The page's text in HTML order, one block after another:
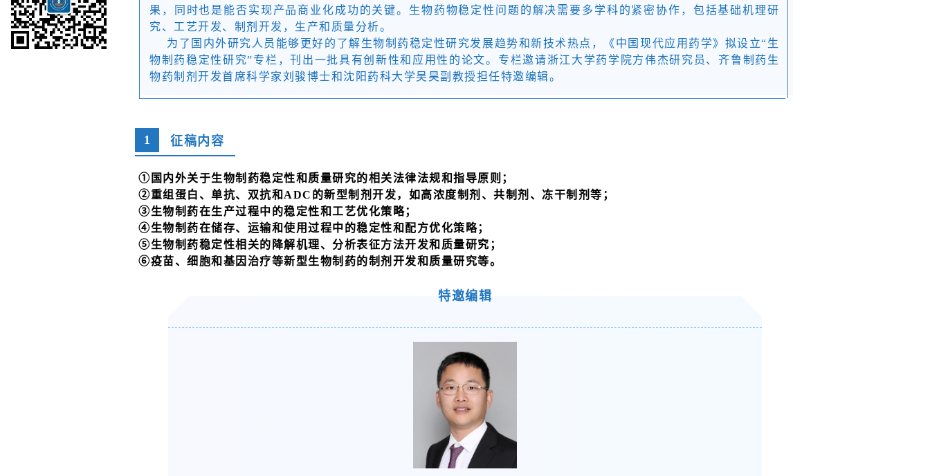
果，同时也是能否实现产品商业化成功的关键。生物药物稳定性问题的解决需要多学科的紧密协作，包括基础机理研
究、工艺开发、制剂开发，生产和质量分析。
为了国内外研究人员能够更好的了解生物制药稳定性研究发展趋势和新技术热点，《中国现代应用药学》拟设立“生
物制药稳定性研究”专栏，刊出一批具有创新性和应用性的论文。专栏邀请浙江大学药学院方伟杰研究员、齐鲁制药生
物药制剂开发首席科学家刘骏博士和沈阳药科大学吴昊副教授担任特邀编辑。
1 征稿内容
①国内外关于生物制药稳定性和质量研究的相关法律法规和指导原则；
②重组蛋白、单抗、双抗和ADC的新型制剂开发，如高浓度制剂、共制剂、冻干制剂等；
③生物制药在生产过程中的稳定性和工艺优化策略；
④生物制药在储存、运输和使用过程中的稳定性和配方优化策略；
⑤生物制药稳定性相关的降解机理、分析表征方法开发和质量研究；
⑥疫苗、细胞和基因治疗等新型生物制药的制剂开发和质量研究等。
特邀编辑